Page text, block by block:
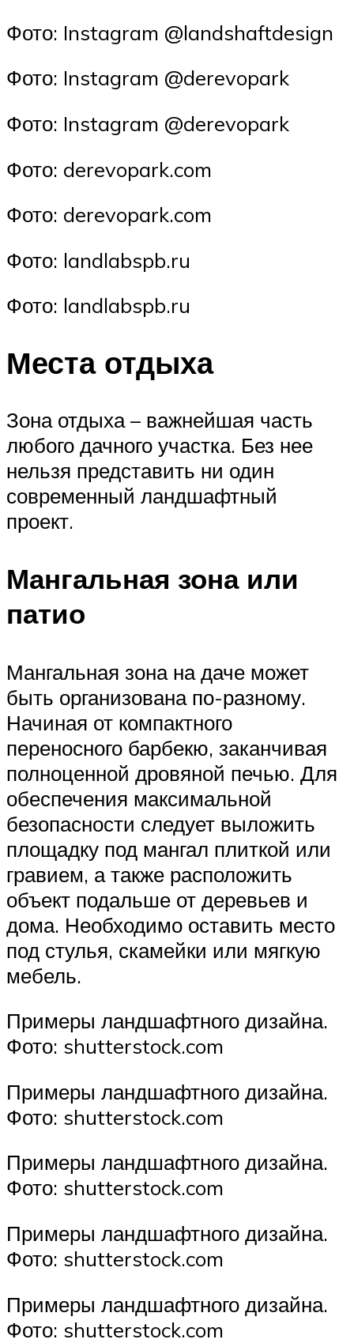
Фото: Instagram @landshaftdesign
Фото: Instagram @derevopark
Фото: Instagram @derevopark
Фото: derevopark.com
Фото: derevopark.com
Фото: landlabspb.ru
Фото: landlabspb.ru
Места отдыха
Зона отдыха – важнейшая часть
любого дачного участка. Без нее
нельзя представить ни один
современный ландшафтный
проект.
Мангальная зона или
патио
Мангальная зона на даче может
быть организована по-разному.
Начиная от компактного
переносного барбекю, заканчивая
полноценной дровяной печью. Для
обеспечения максимальной
безопасности следует выложить
площадку под мангал плиткой или
гравием, а также расположить
объект подальше от деревьев и
дома. Необходимо оставить место
под стулья, скамейки или мягкую
мебель.
Примеры ландшафтного дизайна.
Фото: shutterstock.com
Примеры ландшафтного дизайна.
Фото: shutterstock.com
Примеры ландшафтного дизайна.
Фото: shutterstock.com
Примеры ландшафтного дизайна.
Фото: shutterstock.com
Примеры ландшафтного дизайна.
Фото: shutterstock.com